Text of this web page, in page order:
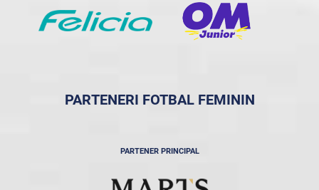
PARTENERI FOTBAL FEMININ
PARTENER PRINCIPAL